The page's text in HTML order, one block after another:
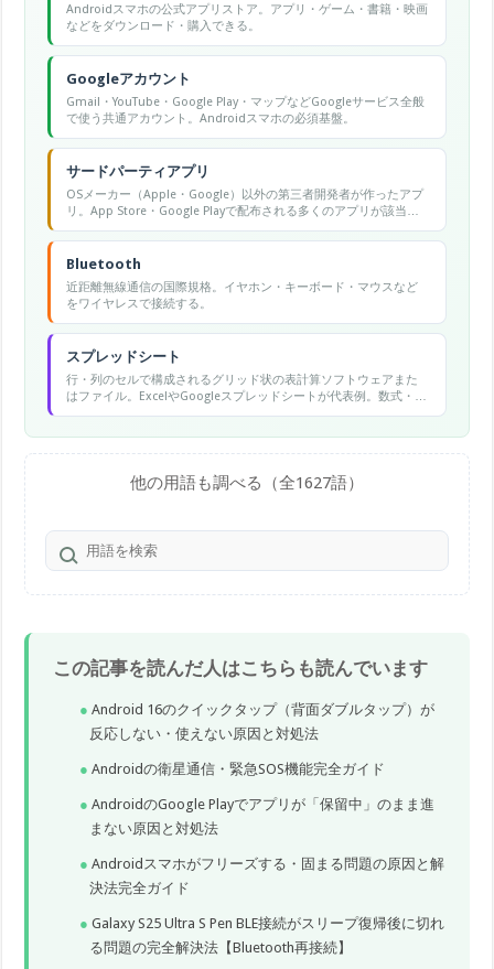
Androidスマホの公式アプリストア。アプリ・ゲーム・書籍・映画
などをダウンロード・購入できる。
Googleアカウント
Gmail・YouTube・Google Play・マップなどGoogleサービス全般
で使う共通アカウント。Androidスマホの必須基盤。
サードパーティアプリ
OSメーカー（Apple・Google）以外の第三者開発者が作ったアプ
リ。App Store・Google Playで配布される多くのアプリが該当す
る。
Bluetooth
近距離無線通信の国際規格。イヤホン・キーボード・マウスなど
をワイヤレスで接続する。
スプレッドシート
行・列のセルで構成されるグリッド状の表計算ソフトウェアまた
はファイル。ExcelやGoogleスプレッドシートが代表例。数式・グ
ラフ・データ分析機能を持ち、業務のデータ管理に広く使われ
他の用語も調べる（全1627語）
この記事を読んだ人はこちらも読んでいます
Android 16のクイックタップ（背面ダブルタップ）が
反応しない・使えない原因と対処法
Androidの衛星通信・緊急SOS機能完全ガイド
AndroidのGoogle Playでアプリが「保留中」のまま進
まない原因と対処法
Androidスマホがフリーズする・固まる問題の原因と解
決法完全ガイド
Galaxy S25 Ultra S Pen BLE接続がスリープ復帰後に切れ
る問題の完全解決法【Bluetooth再接続】